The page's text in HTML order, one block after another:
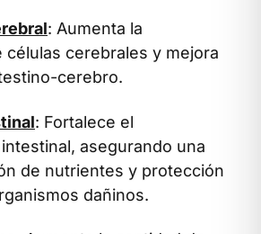
: Aumenta la
células cerebrales y mejora
cerebro.
: Fortalece el
asegurando una
de nutrientes y protección
dañinos.